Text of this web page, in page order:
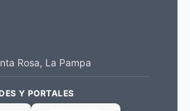
Rosa, La Pampa
Y PORTALES